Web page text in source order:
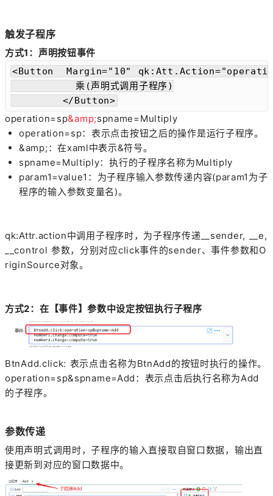
触发子程序
方式1：声明按钮事件
<Button  Margin="10"
          乘(声明式调用子程序)
        </Button>
operation=sp&amp;spname=Multiply
operation=sp：表示点击按钮之后的操作是运行子程序。
&amp;：在xaml中表示&符号。
spname=Multiply：执行的子程序名称为Multiply
param1=value1：为子程序输入参数传递内容(param1为子
程序的输入参数变量名)。
qk:Attr.action中调用子程序时，为子程序传递__sender, __e,
__control 参数，分别对应click事件的sender、事件参数和O
riginSource对象。
方式2：在【事件】参数中设定按钮执行子程序
BtnAdd.click: 表示点击名称为BtnAdd的按钮时执行的操作。
operation=sp&spname=Add：表示点击后执行名称为Add
的子程序。
参数传递
使用声明式调用时，子程序的输入直接取自窗口数据，输出直
接更新到对应的窗口数据中。